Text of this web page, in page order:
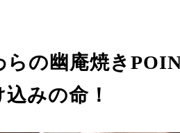
らの幽庵焼き
みの命！